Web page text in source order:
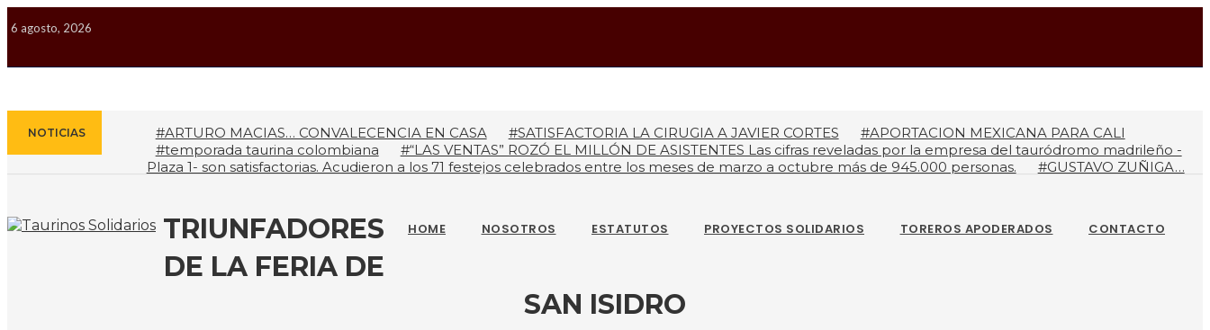
6 agosto, 2026
NOTICIAS #ARTURO MACIAS… CONVALECENCIA EN CASA #SATISFACTORIA LA CIRUGIA A JAVIER CORTES
#APORTACION MEXICANA PARA CALI
#temporada taurina colombiana
#“LAS VENTAS” ROZÓ EL MILLÓN DE ASISTENTES Las cifras reveladas por la empresa del tauródromo madrileño -
Plaza 1- son satisfactorias. Acudieron a los 71 festejos celebrados entre los meses de marzo a octubre más de 945.000 personas.
#GUSTAVO ZUÑIGA…
HOME NOSOTROS ESTATUTOS PROYECTOS SOLIDARIOS TOREROS APODERADOS CONTACTO
TRIUNFADORES
DE LA FERIA DE
SAN ISIDRO